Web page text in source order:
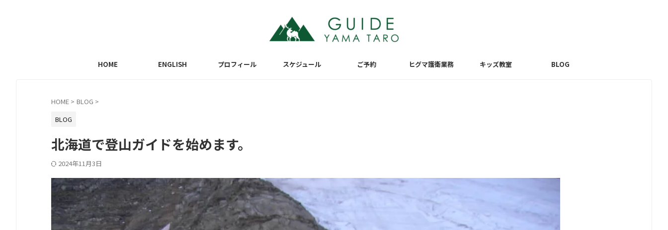
HOME ENGLISH プロフィール スケジュール ご予約 ヒグマ護衛業務 キッズ教室 BLOG
HOME > BLOG >
BLOG
北海道で登山ガイドを始めます。
2024年11月3日